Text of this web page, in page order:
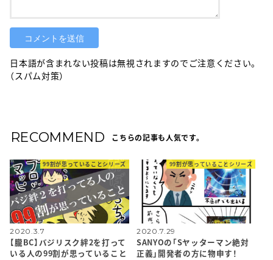
日本語が含まれない投稿は無視されますのでご注意ください。
（スパム対策）
RECOMMEND こちらの記事も人気です。
99割が思っていることシリーズ
2020.3.7
【朧BC】バジリスク絆2を打って
いる人の99割が思っていること
99割が思っていることシリーズ
2020.7.29
SANYOの「Sヤッターマン絶対
正義」開発者の方に物申す！